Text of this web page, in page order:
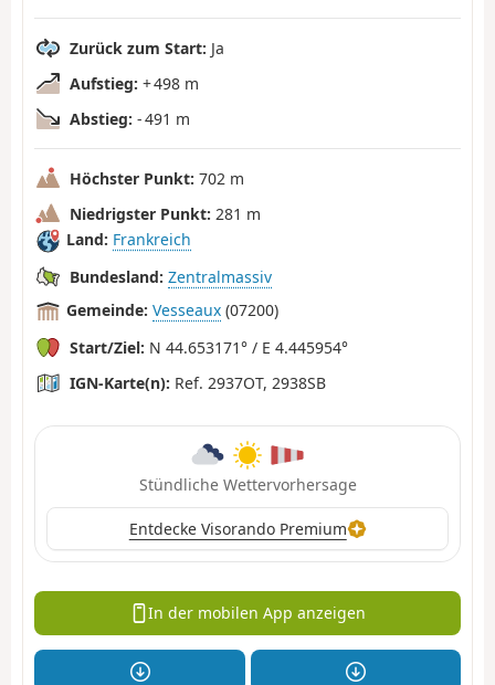
Zurück zum Start: Ja
Aufstieg: + 498 m
Abstieg: - 491 m
Höchster Punkt: 702 m
Niedrigster Punkt: 281 m
Land: Frankreich
Bundesland: Zentralmassiv
Gemeinde: Vesseaux (07200)
Start/Ziel: N 44.653171° / E 4.445954°
IGN-Karte(n): Ref. 2937OT, 2938SB
Stündliche Wettervorhersage
Entdecke Visorando Premium
In der mobilen App anzeigen